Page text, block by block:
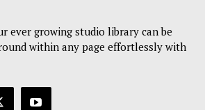
ever growing studio library can be
within any page effortlessly with